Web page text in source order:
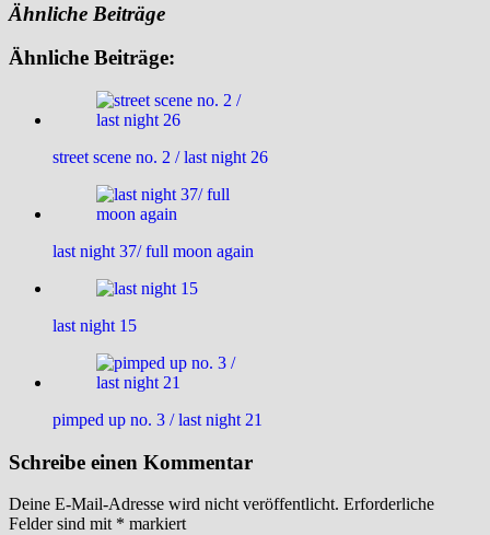
Ähnliche Beiträge
Ähnliche Beiträge:
street scene no. 2 / last night 26
last night 37/ full moon again
last night 15
pimped up no. 3 / last night 21
Schreibe einen Kommentar
Deine E-Mail-Adresse wird nicht veröffentlicht. Erforderliche
Felder sind mit * markiert